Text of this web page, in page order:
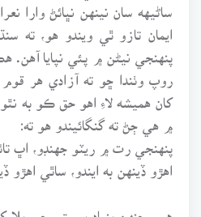
ساڻيهه سان نينهن نڀائڻ وارا
ايمان تازو ٿي ويندو هو، ته
پنهنجي نيڻن ۾ پئي نپايا آهن.
روپ وٺندا ڇو ته آزادي هر
کان هميشه لاءِ اهو حق ڪو به
۾ هي ڄڻ ته گنگائيندو هو ته:
پنهنجي رت ۾ ريٽو جهنڊو، اڀ
اهڙو ڏينهن به ايندو، ساٿي اهڙو
هو_ جنهن بنياد پرستي جي بلا